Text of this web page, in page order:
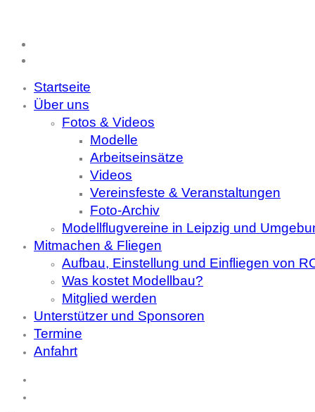
Startseite
Über uns
Fotos & Videos
Modelle
Arbeitseinsätze
Videos
Vereinsfeste & Veranstaltungen
Foto-Archiv
Modellflugvereine in Leipzig und
Mitmachen & Fliegen
Aufbau, Einstellung und Einfliegen von
Was kostet Modellbau?
Mitglied werden
Unterstützer und Sponsoren
Termine
Anfahrt